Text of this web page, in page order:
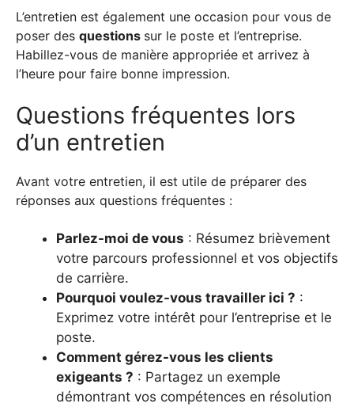
L’entretien est également une occasion pour vous de
poser des questions sur le poste et l’entreprise.
Habillez-vous de manière appropriée et arrivez à
l’heure pour faire bonne impression.
Questions fréquentes lors
d’un entretien
Avant votre entretien, il est utile de préparer des
réponses aux questions fréquentes :
Parlez-moi de vous : Résumez brièvement
votre parcours professionnel et vos objectifs
de carrière.
Pourquoi voulez-vous travailler ici ? :
Exprimez votre intérêt pour l’entreprise et le
poste.
Comment gérez-vous les clients
exigeants ? : Partagez un exemple
démontrant vos compétences en résolution